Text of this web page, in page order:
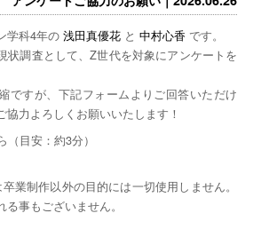
学科4年の 浅田真優花と 中村心香 です。
状調査として、Z世代を対象にアンケートを
ですが、下記フォームよりご回答いただけ
協力よろしくお願いいたします！
（目安：約3分）
業制作以外の目的には一切使用しません。
事もございません。